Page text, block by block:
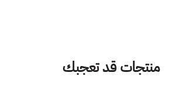
منتجات قد تعجبك